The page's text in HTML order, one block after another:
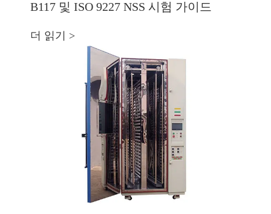
B117 및 ISO 9227 NSS 시험 가이드
더 읽기 >